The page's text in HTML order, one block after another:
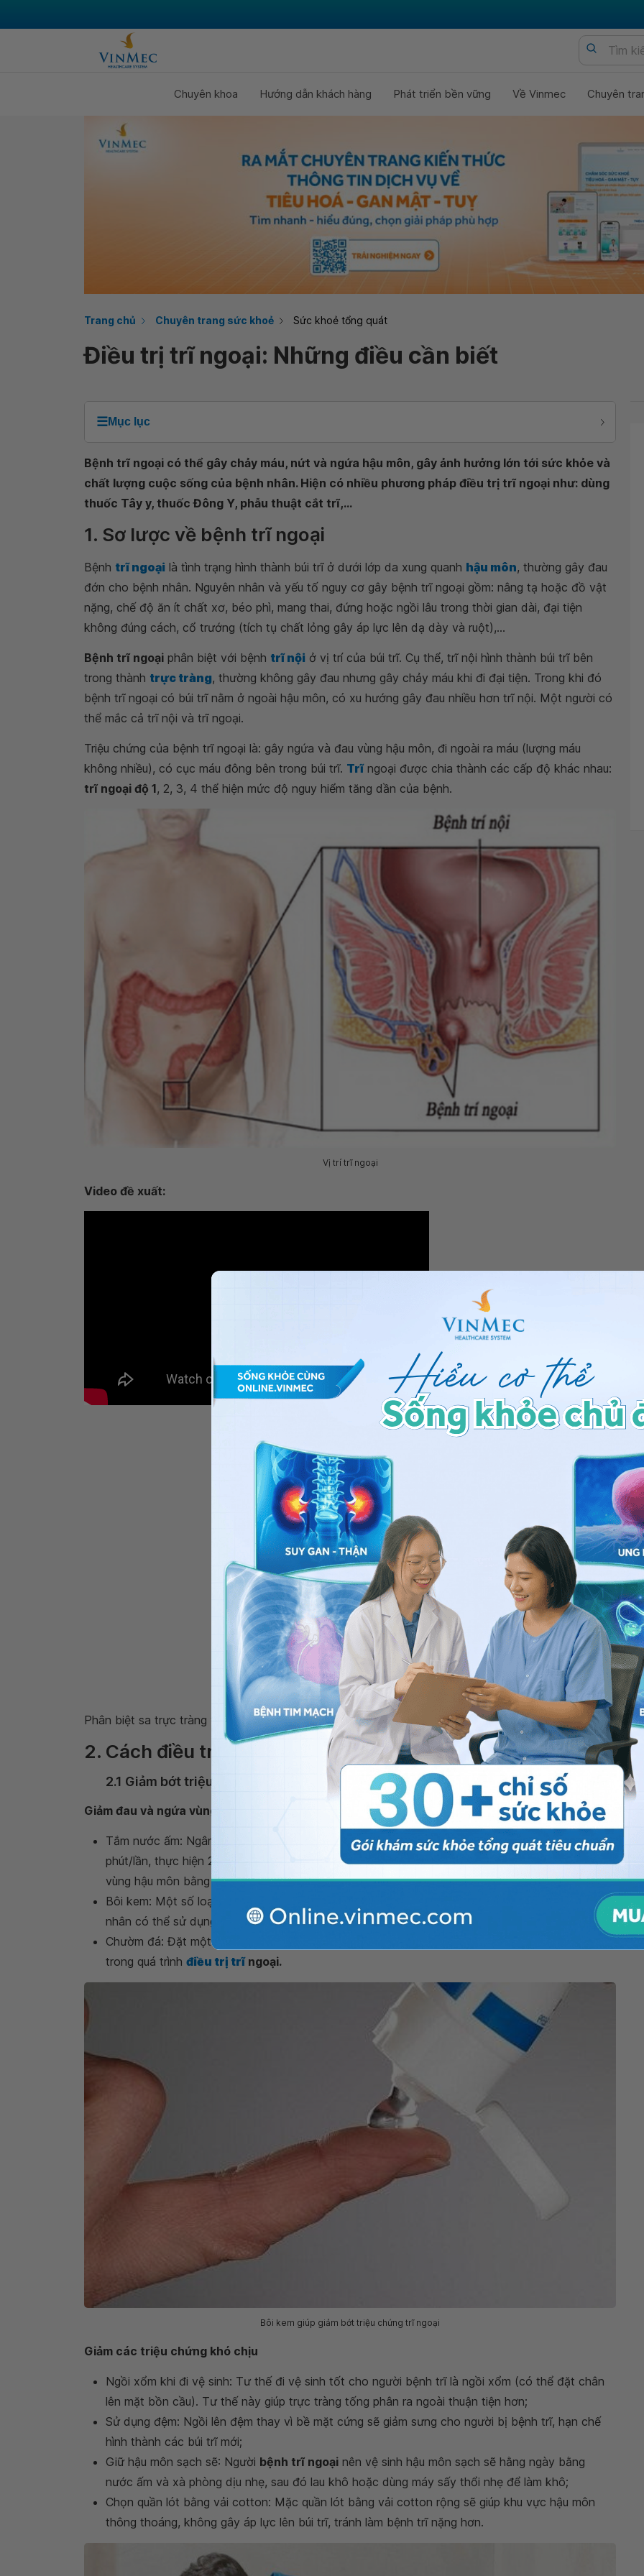
Chuyên khoa Hướng dẫn khách hàng Phát triển bền vững Về Vinmec Chuyên
Trang chủ Chuyên trang sức khoẻ Sức khoẻ tổng quát
Điều trị trĩ ngoại: Những điều cần biết
☰Mục lục
Bệnh trĩ ngoại có thể gây chảy máu, nứt và ngứa hậu môn, gây ảnh hưởng lớn tới sức khỏe và
chất lượng cuộc sống của bệnh nhân. Hiện có nhiều phương pháp điều trị trĩ ngoại như: dùng
thuốc Tây y, thuốc Đông Y, phẫu thuật cắt trĩ,...
1. Sơ lược về bệnh trĩ ngoại
Bệnh trĩ ngoại là tình trạng hình thành búi trĩ ở dưới lớp da xung quanh hậu môn, thường gây đau
đớn cho bệnh nhân. Nguyên nhân và yếu tố nguy cơ gây bệnh trĩ ngoại gồm: nâng tạ hoặc đồ vật
nặng, chế độ ăn ít chất xơ, béo phì, mang thai, đứng hoặc ngồi lâu trong thời gian dài, đại tiện
không đúng cách, cổ trướng (tích tụ chất lỏng gây áp lực lên dạ dày và ruột),...
Bệnh trĩ ngoại phân biệt với bệnh trĩ nội ở vị trí của búi trĩ. Cụ thể, trĩ nội hình thành búi trĩ bên
trong thành trực tràng, thường không gây đau nhưng gây chảy máu khi đi đại tiện. Trong khi đó
bệnh trĩ ngoại có búi trĩ nằm ở ngoài hậu môn, có xu hướng gây đau nhiều hơn trĩ nội. Một người có
thể mắc cả trĩ nội và trĩ ngoại.
Triệu chứng của bệnh trĩ ngoại là: gây ngứa và đau vùng hậu môn, đi ngoài ra máu (lượng máu
không nhiều), có cục máu đông bên trong búi trĩ. Trĩngoại được chia thành các cấp độ khác nhau:
trĩ ngoại độ 1, 2, 3, 4 thể hiện mức độ nguy hiểm tăng dần của bệnh.
Vị trí trĩ ngoại
Video đề xuất:
Phân biệt sa trực tràng và trĩ
2. Cách điều trị trĩ ngoại
2.1 Giảm bớt triệu chứng khó chịu của bệnh trĩ ngoại tại nhà
Giảm đau và ngứa vùng hậu môn
Tắm nước ấm: Ngâm hậu môn trong bồn tắm (chậu tắm) với một ít nước ấm trong khoảng 20
phút/lần, thực hiện 2 - 3 lần/ngày, nhất là sau mỗi lần đi đại tiện. Sau đó, lau khô nhẹ nhàng
vùng hậu môn bằng vải hoặc khăn mềm, không chà xát vùng hậu môn;
Bôi kem: Một số loại kem bôi có thể giảm triệu chứng đau, ngứa do bệnh
nhân có thể sử dụng kem bôi theo đúng chỉ định của bác sĩ;
Chườm đá: Đặt một túi nước đá, chườm nhiều lần mỗi ngày lên vùng bị trĩ để giảm đau, sưng
trong quá trình điều trị trĩngoại.
Bôi kem giúp giảm bớt triệu chứng trĩ ngoại
Giảm các triệu chứng khó chịu
Ngồi xổm khi đi vệ sinh: Tư thế đi vệ sinh tốt cho người bệnh trĩ là ngồi xổm (có thể đặt chân
lên mặt bồn cầu). Tư thế này giúp trực tràng tống phân ra ngoài thuận tiện hơn;
Sử dụng đệm: Ngồi lên đệm thay vì bề mặt cứng sẽ giảm sưng cho người bị bệnh trĩ, hạn chế
hình thành các búi trĩ mới;
Giữ hậu môn sạch sẽ: Người bệnh trĩ ngoại nên vệ sinh hậu môn sạch sẽ hằng ngày bằng
nước ấm và xà phòng dịu nhẹ, sau đó lau khô hoặc dùng máy sấy thổi nhẹ để làm khô;
Chọn quần lót bằng vải cotton: Mặc quần lót bằng vải cotton rộng sẽ giúp khu vực hậu môn
thông thoáng, không gây áp lực lên búi trĩ, tránh làm bệnh trĩ nặng hơn.